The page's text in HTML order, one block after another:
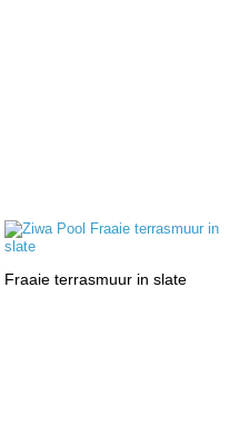
Fraaie terrasmuur in slate